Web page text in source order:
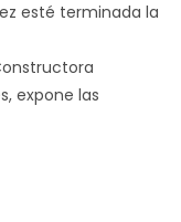
esté terminada la
expone las